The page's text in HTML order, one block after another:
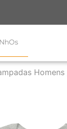
Homens